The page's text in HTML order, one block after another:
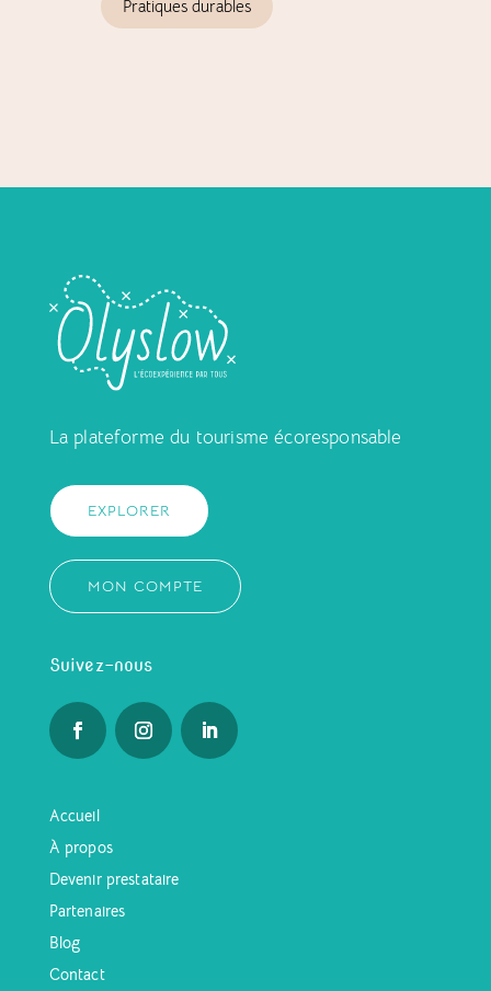
Pratiques durables
La plateforme du tourisme écoresponsable
EXPLORER
MON COMPTE
Suivez-nous
Accueil
À propos
Devenir prestataire
Partenaires
Blog
Contact